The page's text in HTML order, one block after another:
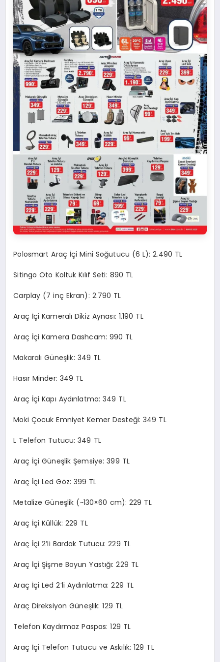
Polosmart Araç İçi Mini Soğutucu (6 L): 2.490 TL
Sitingo Oto Koltuk Kılıf Seti: 890 TL
Carplay (7 inç Ekran): 2.790 TL
Araç İçi Kameralı Dikiz Aynası: 1.190 TL
Araç İçi Kamera Dashcam: 990 TL
Makaralı Güneşlik: 349 TL
Hasır Minder: 349 TL
Araç İçi Kapı Aydınlatma: 349 TL
Moki Çocuk Emniyet Kemer Desteği: 349 TL
L Telefon Tutucu: 349 TL
Araç İçi Güneşlik Şemsiye: 399 TL
Araç İçi Led Göz: 399 TL
Metalize Güneşlik (~130×60 cm): 229 TL
Araç İçi Küllük: 229 TL
Araç İçi 2’li Bardak Tutucu: 229 TL
Araç İçi Şişme Boyun Yastığı: 229 TL
Araç İçi Led 2’li Aydınlatma: 229 TL
Araç Direksiyon Güneşlik: 129 TL
Telefon Kaydırmaz Paspas: 129 TL
Araç İçi Telefon Tutucu ve Askılık: 129 TL